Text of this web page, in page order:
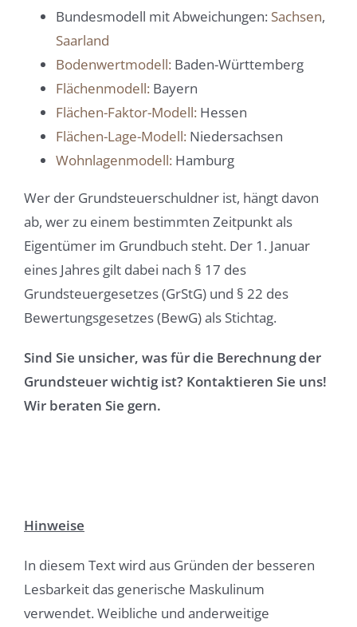
Bundesmodell mit Abweichungen: Sachsen,
Saarland
Bodenwertmodell: Baden-Württemberg
Flächenmodell: Bayern
Flächen-Faktor-Modell: Hessen
Flächen-Lage-Modell: Niedersachsen
Wohnlagenmodell: Hamburg
Wer der Grundsteuerschuldner ist, hängt davon
ab, wer zu einem bestimmten Zeitpunkt als
Eigentümer im Grundbuch steht. Der 1. Januar
eines Jahres gilt dabei nach § 17 des
Grundsteuergesetzes (GrStG) und § 22 des
Bewertungsgesetzes (BewG) als Stichtag.
Sind Sie unsicher, was für die Berechnung der
Grundsteuer wichtig ist? Kontaktieren Sie uns!
Wir beraten Sie gern.
Hinweise
In diesem Text wird aus Gründen der besseren
Lesbarkeit das generische Maskulinum
verwendet. Weibliche und anderweitige